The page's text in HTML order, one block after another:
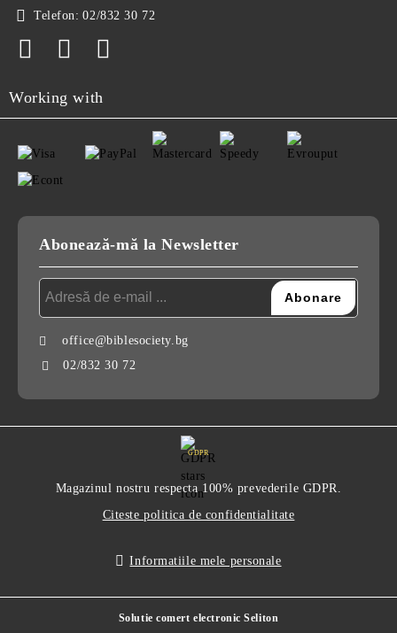
Telefon: 02/832 30 72
Working with
Abonează-mă la Newsletter
office@biblesociety.bg
02/832 30 72
GDPR
Magazinul nostru respecta 100% prevederile GDPR.
Citeste politica de confidentialitate
Informatiile mele personale
Solutie comert electronic Seliton